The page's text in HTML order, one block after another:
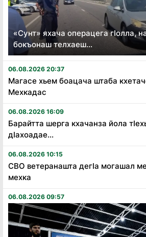
«Сунт» яхача операцега гӏолла,
бокъонаш телхаеш...
06.08.2026 20:37
Магасе хьем боацача штаба
Мехкадас
06.08.2026 16:09
Барайтта шерга кхачанза йола
дӏахоадае...
06.08.2026 10:15
СВО ветеранашта дегӏа могашал
мехка
06.08.2026 09:57